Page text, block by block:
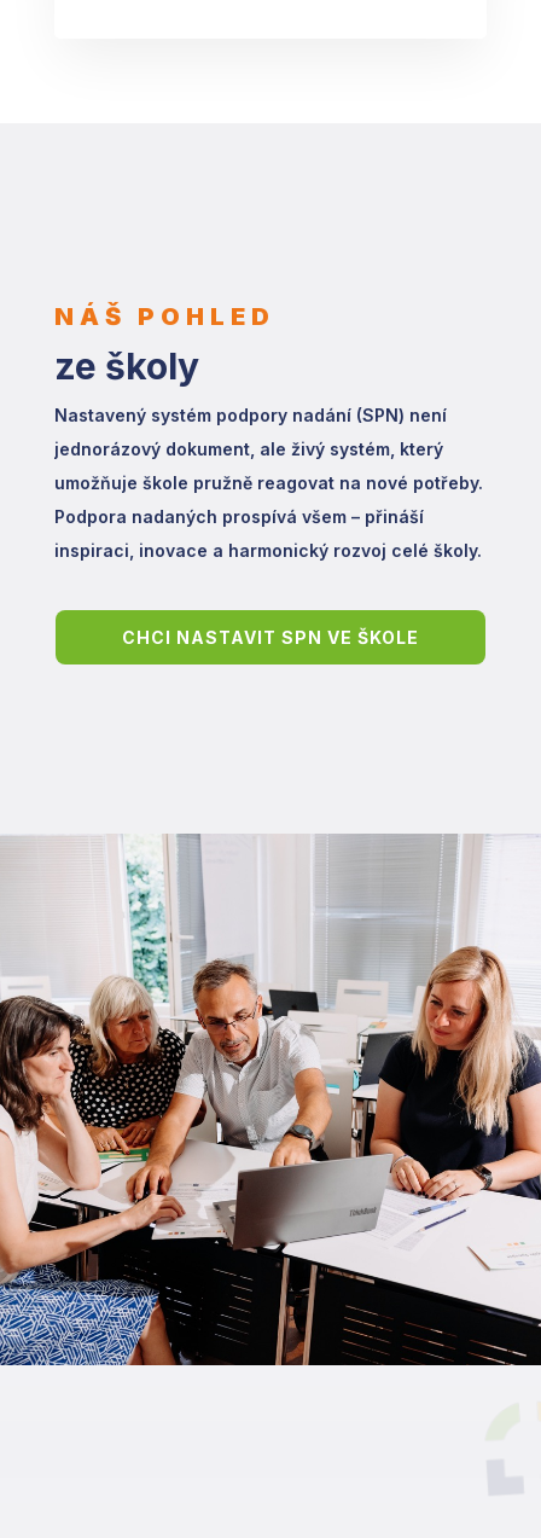
NÁŠ POHLED
ze školy
Nastavený systém podpory nadání (SPN) není
jednorázový dokument, ale živý systém, který
umožňuje škole pružně reagovat na nové potřeby.
Podpora nadaných prospívá všem – přináší
inspiraci, inovace a harmonický rozvoj celé školy.
CHCI NASTAVIT SPN VE ŠKOLE